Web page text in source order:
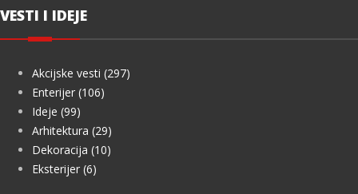
VESTI I IDEJE
Akcijske vesti (297)
Enterijer (106)
Ideje (99)
Arhitektura (29)
Dekoracija (10)
Eksterijer (6)